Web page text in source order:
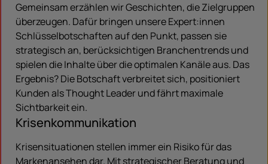
Gemeinsam erzählen wir Geschichten, die Zielgruppen
überzeugen. Dafür bringen unsere Expert:innen
Schlüsselbotschaften auf den Punkt, passen sie
strategisch an, berücksichtigen Branchentrends und
spielen die Inhalte über die optimalen Kanäle aus. Das
Ergebnis? Die Botschaft verbreitet sich, positioniert
Kunden als Thought Leader und fährt maximale
Sichtbarkeit ein.
Krisenkommunikation
Krisensituationen stellen immer ein Risiko für das
Markenansehen dar. Mit strategischer Beratung und